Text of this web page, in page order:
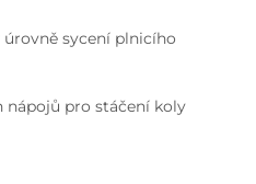
sycení plnicího
nápojů pro stáčení koly